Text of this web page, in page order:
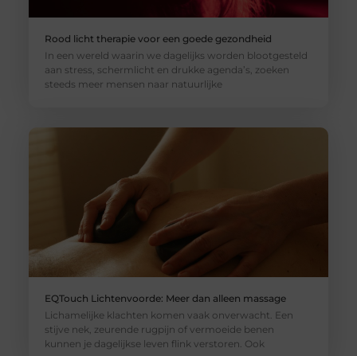
Rood licht therapie voor een goede gezondheid
In een wereld waarin we dagelijks worden blootgesteld
aan stress, schermlicht en drukke agenda’s, zoeken
steeds meer mensen naar natuurlijke
EQTouch Lichtenvoorde: Meer dan alleen massage
Lichamelijke klachten komen vaak onverwacht. Een
stijve nek, zeurende rugpijn of vermoeide benen
kunnen je dagelijkse leven flink verstoren. Ook